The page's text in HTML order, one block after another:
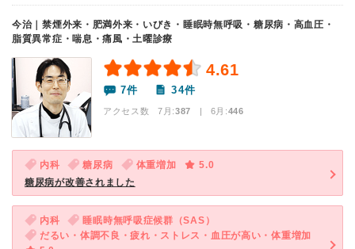
今治｜禁煙外来・肥満外来・いびき・睡眠時無呼吸・糖尿病・高血圧・
脂質異常症・喘息・痛風・土曜診療
4.61
7件 34件
アクセス数 7月:387 | 6月:446
内科 糖尿病 体重増加
5.0
糖尿病が改善されました
内科
睡眠時無呼吸症候群（SAS）
だるい・体調不良・疲れ・ストレス・血圧が高い・体重増加